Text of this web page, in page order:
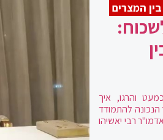
המצרים
והרגו, איך
להתמודד
רבי יאשיהו